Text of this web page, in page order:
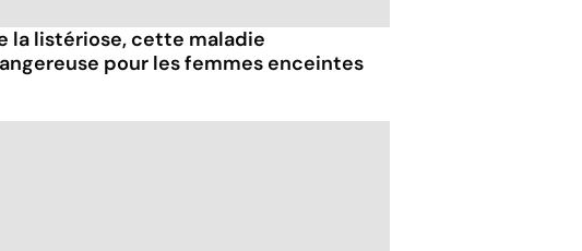
la listériose, cette maladie
pour les femmes enceintes